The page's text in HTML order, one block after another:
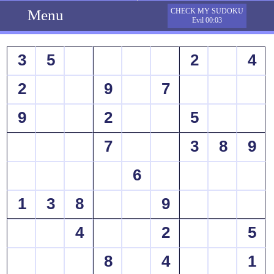
Menu
CHECK MY SUDOKU
Evil 00:03
3 5 2
4
2
9
7
9
2
5
7
3 8
9
6
1
3 8
9
4
2
5
8
4
1